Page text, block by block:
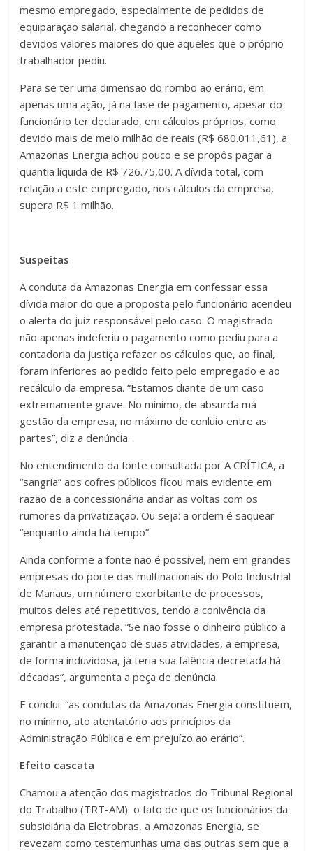
mesmo empregado, especialmente de pedidos de
equiparação salarial, chegando a reconhecer como
devidos valores maiores do que aqueles que o próprio
trabalhador pediu.
Para se ter uma dimensão do rombo ao erário, em
apenas uma ação, já na fase de pagamento, apesar do
funcionário ter declarado, em cálculos próprios, como
devido mais de meio milhão de reais (R$ 680.011,61), a
Amazonas Energia achou pouco e se propôs pagar a
quantia líquida de R$ 726.75,00. A dívida total, com
relação a este empregado, nos cálculos da empresa,
supera R$ 1 milhão.
Suspeitas
A conduta da Amazonas Energia em confessar essa
dívida maior do que a proposta pelo funcionário acendeu
o alerta do juiz responsável pelo caso. O magistrado
não apenas indeferiu o pagamento como pediu para a
contadoria da justiça refazer os cálculos que, ao final,
foram inferiores ao pedido feito pelo empregado e ao
recálculo da empresa. “Estamos diante de um caso
extremamente grave. No mínimo, de absurda má
gestão da empresa, no máximo de conluio entre as
partes”, diz a denúncia.
No entendimento da fonte consultada por A CRÍTICA, a
“sangria” aos cofres públicos ficou mais evidente em
razão de a concessionária andar as voltas com os
rumores da privatização. Ou seja: a ordem é saquear
“enquanto ainda há tempo”.
Ainda conforme a fonte não é possível, nem em grandes
empresas do porte das multinacionais do Polo Industrial
de Manaus, um número exorbitante de processos,
muitos deles até repetitivos, tendo a conivência da
empresa protestada. “Se não fosse o dinheiro público a
garantir a manutenção de suas atividades, a empresa,
de forma induvidosa, já teria sua falência decretada há
décadas”, argumenta a peça de denúncia.
E conclui: “as condutas da Amazonas Energia constituem,
no mínimo, ato atentatório aos princípios da
Administração Pública e em prejuízo ao erário”.
Efeito cascata
Chamou a atenção dos magistrados do Tribunal Regional
do Trabalho (TRT-AM) o fato de que os funcionários da
subsidiária da Eletrobras, a Amazonas Energia, se
revezam como testemunhas uma das outras sem que a